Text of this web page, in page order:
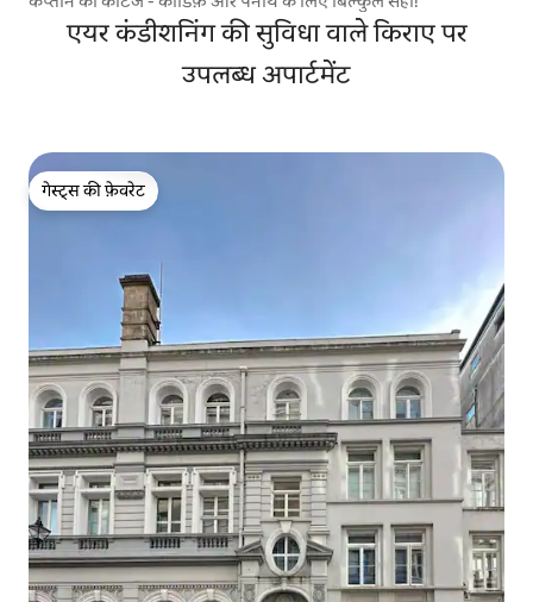
एयर कंडीशनिंग की सुविधा वाले किराए पर
उपलब्ध अपार्टमेंट
गेस्ट्स की फ़ेवरेट
गेस्ट्स की फ़ेवरेट